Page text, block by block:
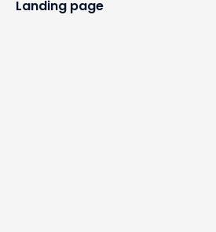
Landing page